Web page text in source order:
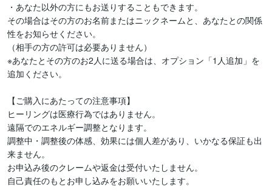
・あなた以外の方にもお送りすることもできます。
その場合はその方のお名前またはニックネームと、あなたとの関係
性をお知らせください。
（相手の方の許可は必要ありません）
※あなたとその方のお2人に送る場合は、オプション「1人追加」を
追加ください。
【ご購入にあたっての注意事項】
ヒーリングは医療行為ではありません。
遠隔でのエネルギー調整となります。
調整中・調整後の体感、効果には個人差があり、いかなる保証も出
来ません。
お申込み後のクレームや返金は受付いたしません。
自己責任のもとお申し込みをお願いいたします。